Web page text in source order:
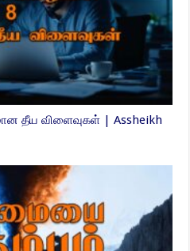
தீய விளைவுகள் | Assheikh